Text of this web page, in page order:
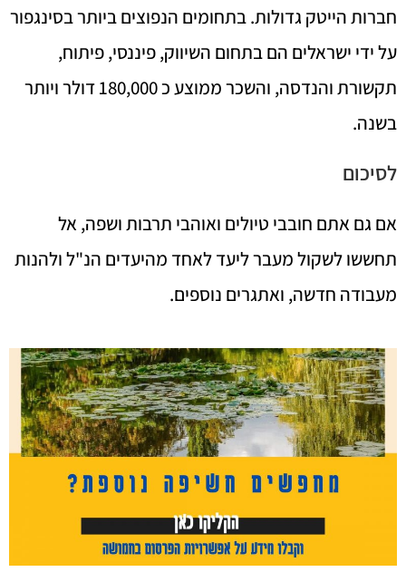
חברות הייטק גדולות. בתחומים הנפוצים ביותר בסינגפור
על ידי ישראלים הם בתחום השיווק, פיננסי, פיתוח,
תקשורת והנדסה, והשכר ממוצע כ 180,000 דולר ויותר
בשנה.
לסיכום
אם גם אתם חובבי טיולים ואוהבי תרבות ושפה, אל
תחששו לשקול מעבר ליעד לאחד מהיעדים הנ"ל ולהנות
מעבודה חדשה, ואתגרים נוספים.